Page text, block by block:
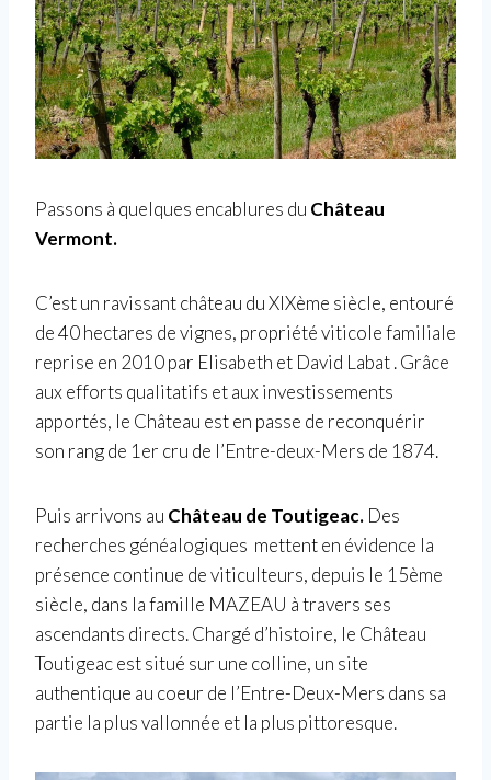
Passons à quelques encablures du Château
Vermont.
C’est un ravissant château du XIXème siècle, entouré
de 40 hectares de vignes, propriété viticole familiale
reprise en 2010 par Elisabeth et David Labat . Grâce
aux efforts qualitatifs et aux investissements
apportés, le Château est en passe de reconquérir
son rang de 1er cru de l’Entre-deux-Mers de 1874.
Puis arrivons au Château de Toutigeac. Des
recherches généalogiques mettent en évidence la
présence continue de viticulteurs, depuis le 15ème
siècle, dans la famille MAZEAU à travers ses
ascendants directs. Chargé d’histoire, le Château
Toutigeac est situé sur une colline, un site
authentique au coeur de l’Entre-Deux-Mers dans sa
partie la plus vallonnée et la plus pittoresque.